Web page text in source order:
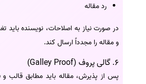
رد مقاله
در صورت نیاز به اصلاحات، نویسنده باید
و مقاله را مجدداً ارسال کند.
6. گالی پروف (Galley Proof)
پس از پذیرش، مقاله باید مطابق قالب و